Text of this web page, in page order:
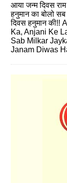
आया जन्म दिवस
हनुमान का बोलो
दिवस हनुमान
Ka, Anjani Ke
Sab Milkar
Janam Diwas